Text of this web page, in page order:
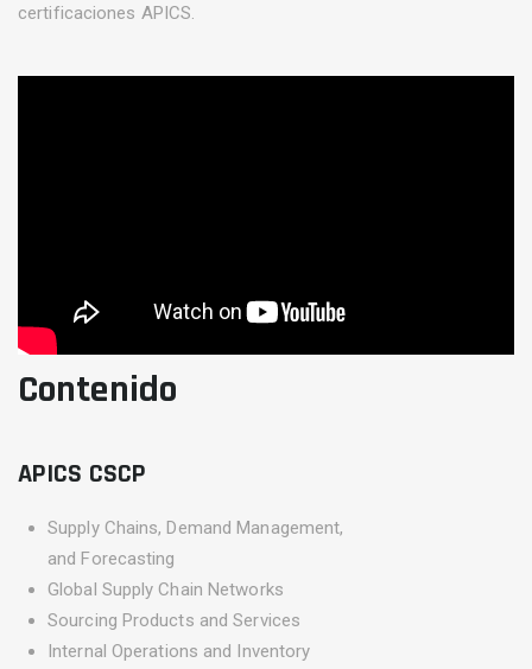
certificaciones APICS.
Contenido
APICS CSCP
Supply Chains, Demand Management,
and Forecasting
Global Supply Chain Networks
Sourcing Products and Services
Internal Operations and Inventory